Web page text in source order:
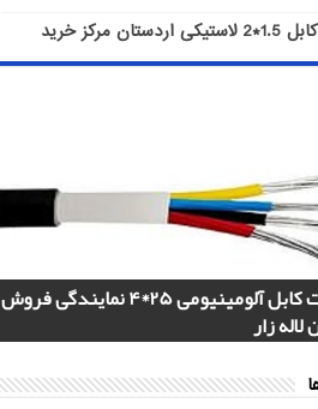
کابل 1.5*2 لاستیکی اردستان مرکز خرید
قیمت کابل آلومینیومی 25*4 نمایندگی فروش
لاله زار
هادی آلومینیومی هوایی 50*1 AAC و AAAC
ماهان کابل
هادی هوایی آلومینیومی AAC و ACSR
به عراق + ماهان کابل امیر
کابل اردستان 2.5*3 لاستیکی نسوز لیست
روز